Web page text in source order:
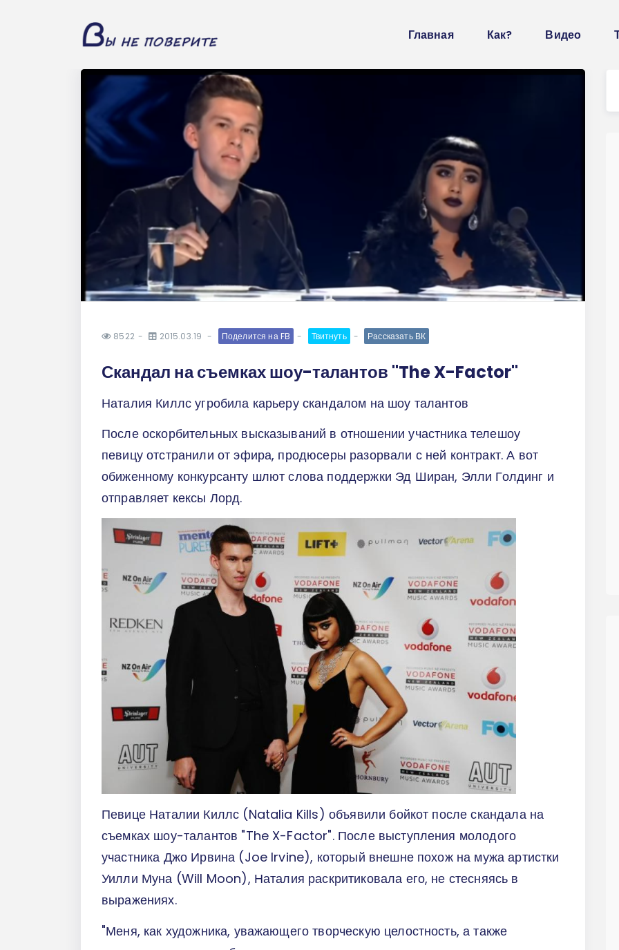
Главная Как? Видео
8522 2015.03.19 Поделится на FB Твитнуть Рассказать ВК
Скандал на съемках шоу-талантов "The X-Factor"
Наталия Киллс угробила карьеру скандалом на шоу талантов
После оскорбительных высказываний в отношении участника телешоу
певицу отстранили от эфира, продюсеры разорвали с ней контракт. А вот
обиженному конкурсанту шлют слова поддержки Эд Ширан, Элли Голдинг и
отправляет кексы Лорд.
Певице Наталии Киллс (Natalia Kills) объявили бойкот после скандала на
съемках шоу-талантов "The X-Factor". После выступления молодого
участника Джо Ирвина (Joe Irvine), который внешне похож на мужа артистки
Уилли Муна (Will Moon), Наталия раскритиковала его, не стесняясь в
выражениях.
"Меня, как художника, уважающего творческую целостность, а также